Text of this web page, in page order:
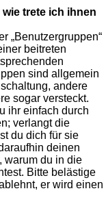
trete ich ihnen
„Benutzergruppen“
beitreten
sind allgemein
andere
sogar versteckt.
ihr einfach durch
verlangt die
du dich für sie
deinen
warum du in die
Bitte belästige
er wird einen